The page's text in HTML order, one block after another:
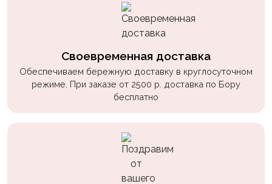
Своевременная доставка
Обеспечиваем бережную доставку в круглосуточном
режиме. При заказе от 2500 р. доставка по Бору
бесплатно